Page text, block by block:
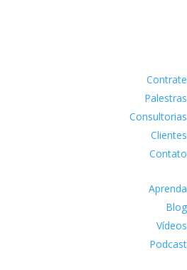
Contrate
Palestras
Consultorias
Clientes
Contato
Aprenda
Blog
Vídeos
Podcast